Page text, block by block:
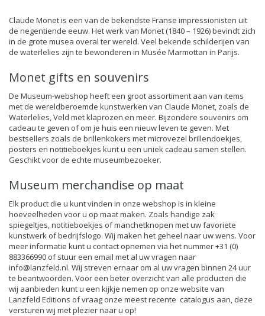
Claude Monet is een van de bekendste Franse impressionisten uit
de negentiende eeuw. Het werk van Monet (1840 – 1926) bevindt zich
in de grote musea overal ter wereld. Veel bekende schilderijen van
de waterlelies zijn te bewonderen in Musée Marmottan in Parijs.
Monet gifts en souvenirs
De Museum-webshop heeft een groot assortiment aan van items
met de wereldberoemde kunstwerken van Claude Monet, zoals de
Waterlelies, Veld met klaprozen en meer. Bijzondere souvenirs om
cadeau te geven of om je huis een nieuw leven te geven. Met
bestsellers zoals de brillenkokers met microvezel brillendoekjes,
posters en notitieboekjes kunt u een uniek cadeau samen stellen.
Geschikt voor de echte museumbezoeker.
Museum merchandise op maat
Elk product die u kunt vinden in onze webshop is in kleine
hoeveelheden voor u op maat maken. Zoals handige zak
spiegeltjes, notitieboekjes of manchetknopen met uw favoriete
kunstwerk of bedrijfslogo. Wij maken het geheel naar uw wens. Voor
meer informatie kunt u contact opnemen via het nummer +31 (0)
883366990 of stuur een email met al uw vragen naar
info@lanzfeld.nl. Wij streven ernaar om al uw vragen binnen 24 uur
te beantwoorden. Voor een beter overzicht van alle producten die
wij aanbieden kunt u een kijkje nemen op onze website van
Lanzfeld Editions of vraag onze meest recente catalogus aan, deze
versturen wij met plezier naar u op!